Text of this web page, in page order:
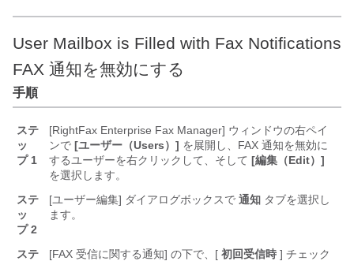
User Mailbox is Filled with Fax Notifications
FAX 通知を無効にする
手順
ステ
ッ
プ 1
[RightFax Enterprise Fax Manager] ウィンドウの右ペイ
ンで [ユーザー（Users）] を展開し、FAX 通知を無効に
するユーザーを右クリックして、そして [編集（Edit）]
を選択します。
ステ
ッ
プ 2
[ユーザー編集] ダイアログボックスで 通知 タブを選択し
ます。
ステ
[FAX 受信に関する通知] の下で、[ 初回受信時 ] チェック